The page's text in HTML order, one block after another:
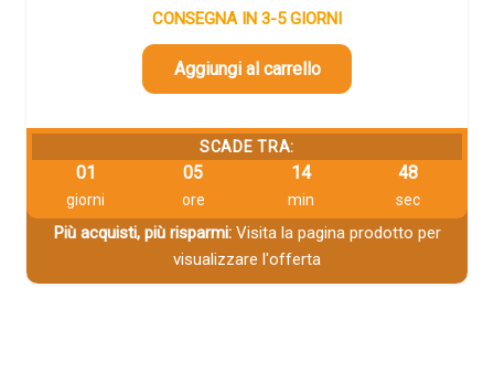
CONSEGNA IN 3-5 GIORNI
Aggiungi al carrello
SCADE TRA:
01
giorni
05
ore
14
min
48
sec
Più acquisti, più risparmi:Visita la pagina prodotto per
visualizzare l'offerta